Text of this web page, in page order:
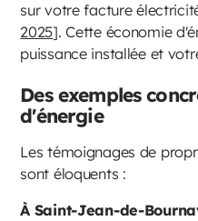
sur votre facture
2025]. Cette économie
puissance installée et
Des exemples
d'énergie
Les témoignages de
sont éloquents :
À Saint-Jean-de-